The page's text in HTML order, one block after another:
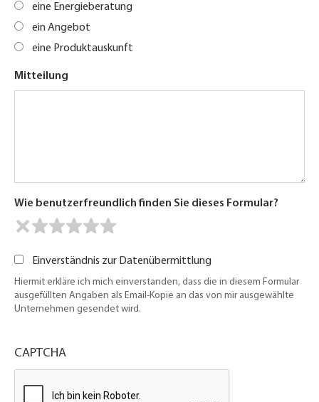
eine Energieberatung
ein Angebot
eine Produktauskunft
Mitteilung
Wie benutzerfreundlich finden Sie dieses Formular?
Einverständnis zur Datenübermittlung
Hiermit erkläre ich mich einverstanden, dass die in diesem Formular
ausgefüllten Angaben als Email-Kopie an das von mir ausgewählte
Unternehmen gesendet wird.
CAPTCHA